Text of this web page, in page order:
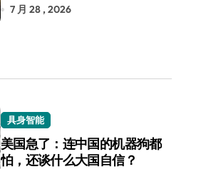
7 月 28 , 2026
具身智能
美国急了：连中国的机器狗都
怕，还谈什么大国自信？